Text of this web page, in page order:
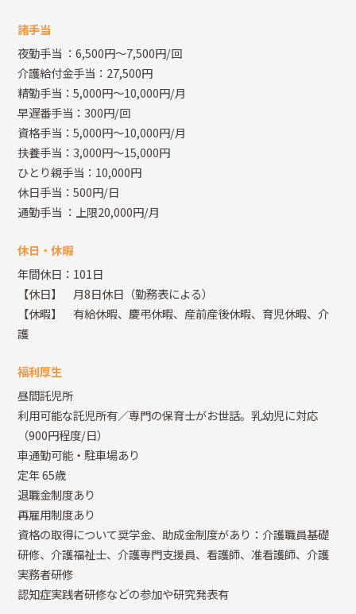
諸手当
夜勤手当 ：6,500円～7,500円/回
介護給付金手当：27,500円
精勤手当：5,000円～10,000円/月
早遅番手当：300円/回
資格手当：5,000円～10,000円/月
扶養手当：3,000円～15,000円
ひとり親手当：10,000円
休日手当：500円/日
通勤手当 ：上限20,000円/月
休日・休暇
年間休日：101日
【休日】 月8日休日（勤務表による）
【休暇】 有給休暇、慶弔休暇、産前産後休暇、育児休暇、介
護
福利厚生
昼間託児所
利用可能な託児所有／専門の保育士がお世話。乳幼児に対応
（900円程度/日）
車通勤可能・駐車場あり
定年 65歳
退職金制度あり
再雇用制度あり
資格の取得について奨学金、助成金制度があり：介護職員基礎
研修、介護福祉士、介護専門支援員、看護師、准看護師、介護
実務者研修
認知症実践者研修などの参加や研究発表有